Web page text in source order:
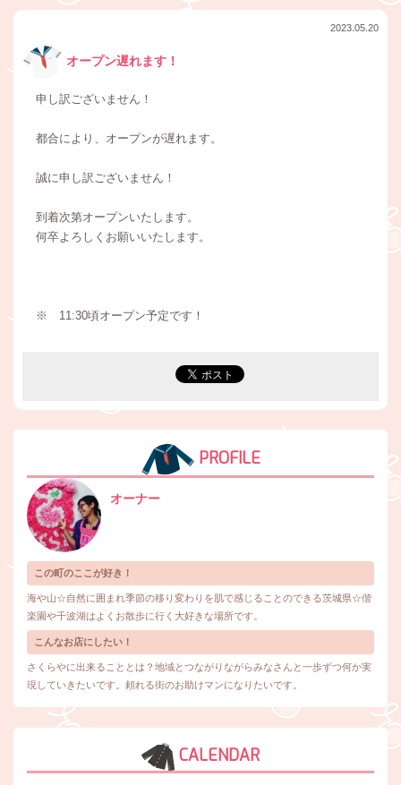
2023.05.20
オープン遅れます！
申し訳ございません！
都合により、オープンが遅れます。
誠に申し訳ございません！
到着次第オープンいたします。
何卒よろしくお願いいたします。
※ 11:30頃オープン予定です！
PROFILE
オーナー
この町のここが好き！
海や山☆自然に囲まれ季節の移り変わりを肌で感じることのできる茨城県☆偕
楽園や千波湖はよくお散歩に行く大好きな場所です。
こんなお店にしたい！
さくらやに出来ることとは？地域とつながりながらみなさんと一歩ずつ何か実
現していきたいです。頼れる街のお助けマンになりたいです。
CALENDAR